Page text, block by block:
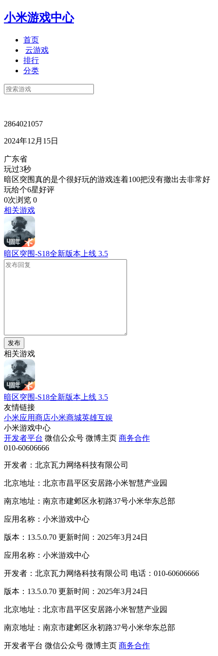
小米游戏中心
首页
云游戏
排行
分类
2864021057
2024年12月15日
广东省
玩过3秒
暗区突围真的是个很好玩的游戏连着100把没有撤出去非常好
玩给个6星好评
0次浏览 0
相关游戏
暗区突围-S18全新版本上线 3.5
发布
相关游戏
暗区突围-S18全新版本上线 3.5
友情链接
小米应用商店小米商城英雄互娱
小米游戏中心
开发者平台 微信公众号 微博主页 商务合作
010-60606666
开发者：北京瓦力网络科技有限公司
北京地址：北京市昌平区安居路小米智慧产业园
南京地址：南京市建邺区永初路37号小米华东总部
应用名称：小米游戏中心
版本：13.5.0.70 更新时间：2025年3月24日
应用名称：小米游戏中心
开发者：北京瓦力网络科技有限公司 电话：010-60606666
版本：13.5.0.70 更新时间：2025年3月24日
北京地址：北京市昌平区安居路小米智慧产业园
南京地址：南京市建邺区永初路37号小米华东总部
开发者平台 微信公众号 微博主页 商务合作